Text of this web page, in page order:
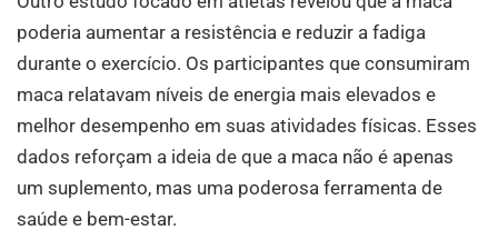
poderia aumentar a resistência e reduzir a fadiga
durante o exercício. Os participantes que consumiram
maca relatavam níveis de energia mais elevados e
melhor desempenho em suas atividades físicas. Esses
dados reforçam a ideia de que a maca não é apenas
um suplemento, mas uma poderosa ferramenta de
saúde e bem-estar.